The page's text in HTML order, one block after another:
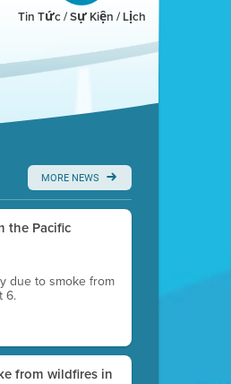
Tin Tức / Sự Kiện / Lịch
MORE NEWS
the Pacific
due to smoke from
6.
from wildfires in